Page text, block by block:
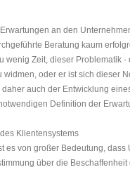
an den
Beratung kaum
wenig Zeit, dieser Problematik -
oder er ist sich dieser
auch der Entwicklung
Definition der
Klientensystems
es von großer Be­deutung, dass
über die